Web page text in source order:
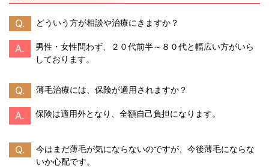
Q. どういう方が相談や治療にきますか？
A.
男性・女性問わず、２０代前半～８０代と幅広い方がいら
しております。
Q. 薄毛治療には、保険が適用されますか？
A. 保険は適用外となり、全額自己負担になります。
Q.
今はまだ薄毛が気にならないのですが、今後薄毛にならな
いか心配です。